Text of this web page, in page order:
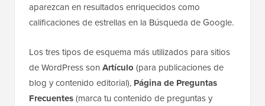
aparezcan en resultados enriquecidos como
calificaciones de estrellas en la Búsqueda de Google.
Los tres tipos de esquema más utilizados para sitios
de WordPress son Artículo (para publicaciones de
blog y contenido editorial), Página de Preguntas
Frecuentes(marca tu contenido de preguntas y